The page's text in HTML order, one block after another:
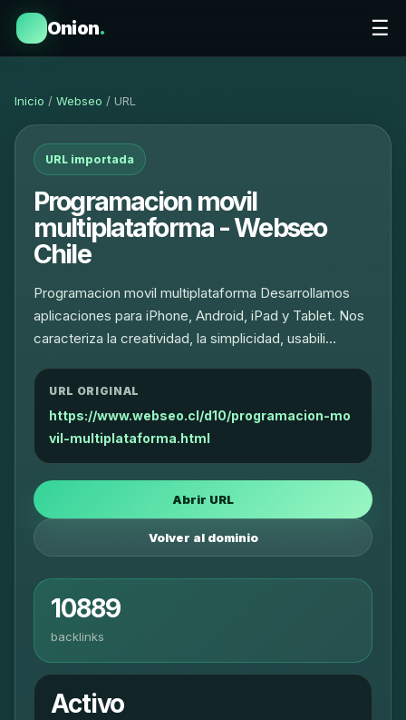
Onion. ☰
Inicio / Webseo / URL
URL importada
Programacion movil
multiplataforma - Webseo
Chile
Programacion movil multiplataforma Desarrollamos
aplicaciones para iPhone, Android, iPad y Tablet. Nos
caracteriza la creatividad, la simplicidad, usabili…
URL ORIGINAL
https://www.webseo.cl/d10/programacion-mo
vil-multiplataforma.html
Abrir URL
Volver al dominio
10889
backlinks
Activo